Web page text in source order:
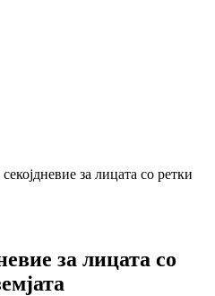
за лицата со ретки
за лицата со